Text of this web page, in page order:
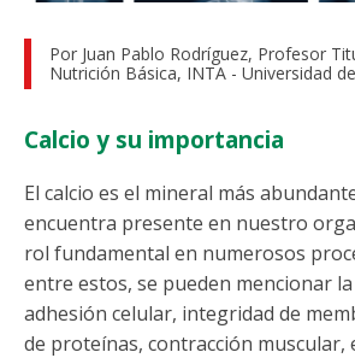
Por Juan Pablo Rodríguez, Profesor
Nutrición Básica, INTA - Universidad
Calcio y su importancia
El calcio es el mineral más
encuentra presente en nuestro
rol fundamental en numerosos
entre estos, se pueden mencionar
adhesión celular, integridad de
de proteínas, contracción muscular,